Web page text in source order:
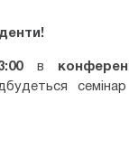
в